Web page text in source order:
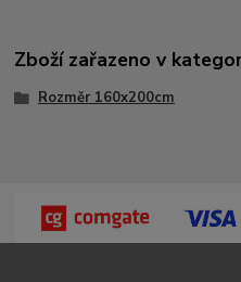
Zboží zařazeno v
Rozměr 160x200cm